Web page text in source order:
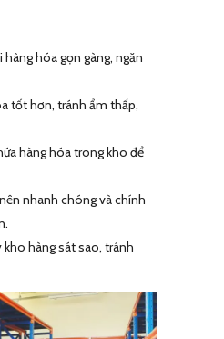
hóa gọn gàng, ngăn
tốt hơn, tránh ẩm thấp,
hàng hóa trong kho để
nhanh chóng và chính
kho hàng sát sao, tránh